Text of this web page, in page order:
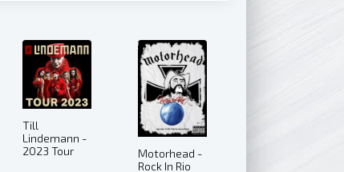
Till
Lindemann -
2023 Tour
Motorhead -
Rock In Rio